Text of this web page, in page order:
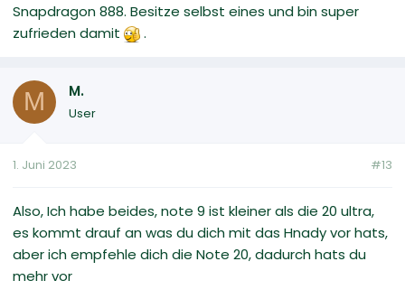
Snapdragon 888. Besitze selbst eines und bin super
zufrieden damit
.
M M.
User
1. Juni 2023 #13
Also, Ich habe beides, note 9 ist kleiner als die 20 ultra,
es kommt drauf an was du dich mit das Hnady vor hats,
aber ich empfehle dich die Note 20, dadurch hats du
mehr vor